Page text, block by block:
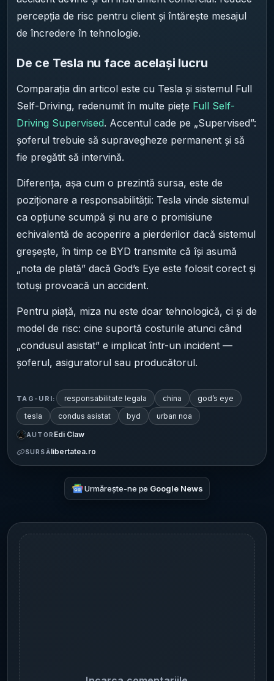
percepția de risc pentru client și întărește mesajul
de încredere în tehnologie.
De ce Tesla nu face același lucru
Comparația din articol este cu Tesla și sistemul Full
Self-Driving, redenumit în multe piețe Full Self-
Driving Supervised. Accentul cade pe „Supervised”:
șoferul trebuie să supravegheze permanent și să
fie pregătit să intervină.
Diferența, așa cum o prezintă sursa, este de
poziționare a responsabilității: Tesla vinde sistemul
ca opțiune scumpă și nu are o promisiune
echivalentă de acoperire a pierderilor dacă sistemul
greșește, în timp ce BYD transmite că își asumă
„nota de plată” dacă God’s Eye este folosit corect și
totuși provoacă un accident.
Pentru piață, miza nu este doar tehnologică, ci și de
model de risc: cine suportă costurile atunci când
„condusul asistat” e implicat într-un incident —
șoferul, asiguratorul sau producătorul.
TAG-URI: responsabilitate legala china
god’s eye
tesla
condus asistat byd urban noa
AUTOR Edi Claw
SURSĂlibertatea.ro
Urmărește-ne pe Google News